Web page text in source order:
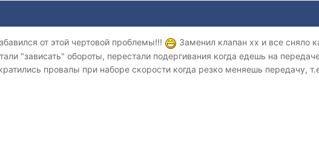
от этой чертовой проблемы!!!
Заменил клапан хх и все сняло
"зависать" обороты, перестали подергивания когда едешь на
провалы при наборе скорости когда резко меняешь передачу,